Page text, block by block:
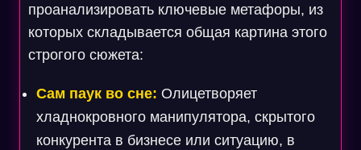
проанализировать ключевые метафоры, из
которых складывается общая картина этого
строгого сюжета:
Сам паук во сне: Олицетворяет
хладнокровного манипулятора, скрытого
конкурента в бизнесе или ситуацию, в